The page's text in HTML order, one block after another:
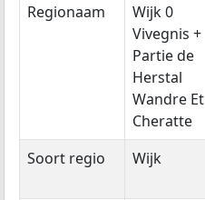
Regionaam
Wijk 0
Vivegnis +
Partie de
Herstal
Wandre Et
Cheratte
Soort regio Wijk